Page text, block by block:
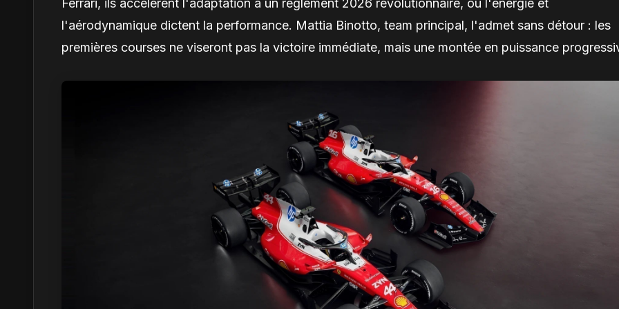
Ferrari, ils accélèrent l'adaptation à un règlement 2026 révolutionnaire, où l'énergie et
l'aérodynamique dictent la performance. Mattia Binotto, team principal, l'admet sans détour : les
premières courses ne viseront pas la victoire immédiate, mais une montée en puissance